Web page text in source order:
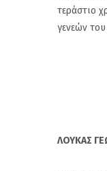
τεράστιο
γενεών του
ΛΟΥΚΑΣ